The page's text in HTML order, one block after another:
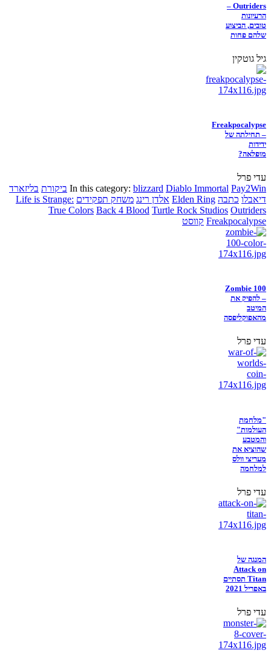
Outriders –
הרעיונות
טובים, הביצוע
שלהם פחות
גיל גוטקין
Freakpocalypse
– תחילתה של
ידידות
מופלאה?
עדי פרל
In this category: blizzard Diablo Immortal Pay2Win ביקורת בליזארד
דיאבלו כתבה Elden Ring אלדן רינג משחק תפקידים Life is Strange:
True Colors Back 4 Blood Turtle Rock Studios Outriders
Freakpocalypse קווסט
Zombie 100
– להפיק את
המיטב
מהאפוקליפסה
עדי פרל
"מלחמת
העולמות"
והמטבע
שהוציא את
מעריצי וולס
למלחמה
עדי פרל
המנגה של
Attack on
Titan תסתיים
באפריל 2021
עדי פרל